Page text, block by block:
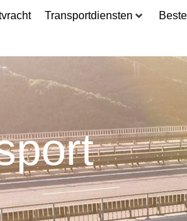
Transportdiensten